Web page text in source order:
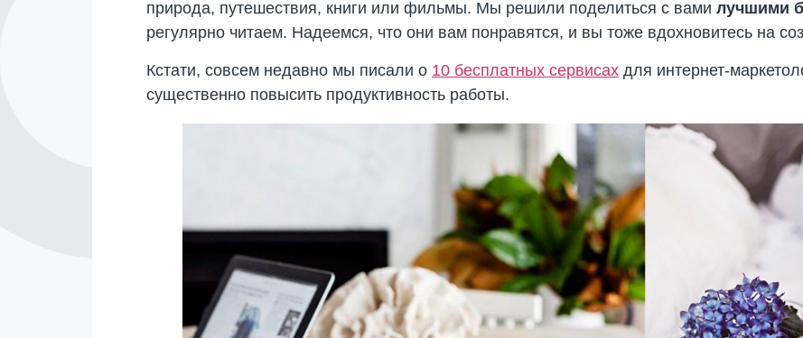
природа, путешествия, книги или фильмы. Мы решили поделиться с вами лучшими
регулярно читаем. Надеемся, что они вам понравятся, и вы тоже вдохновитесь на
Кстати, совсем недавно мы писали о 10 бесплатных сервисах для интернет-
существенно повысить продуктивность работы.